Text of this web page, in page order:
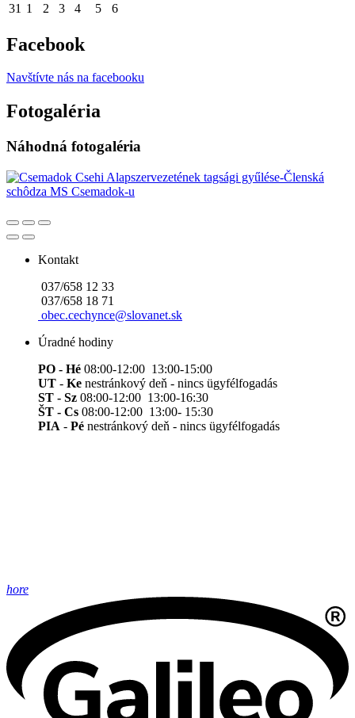
31 1 2 3 4 5 6
Facebook
Navštívte nás na facebooku
Fotogaléria
Náhodná fotogaléria
Kontakt
037/658 12 33
037/658 18 71
obec.cechynce@slovanet.sk
Úradné hodiny
PO - Hé 08:00-12:00 13:00-15:00
UT - Ke nestránkový deň - nincs ügyfélfogadás
ST - Sz 08:00-12:00 13:00-16:30
ŠT - Cs 08:00-12:00 13:00- 15:30
PIA - Pé nestránkový deň - nincs ügyfélfogadás
hore